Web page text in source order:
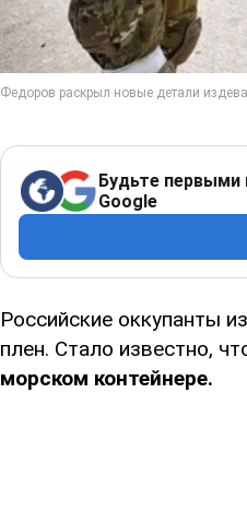
Будьте первыми
Google
Российские оккупанты
плен. Стало известно,
морском контейнере.